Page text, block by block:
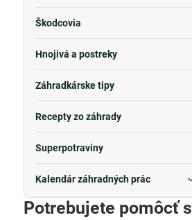
Škodcovia
Hnojivá a postreky
Záhradkárske tipy
Recepty zo záhrady
Superpotraviny
Kalendár záhradných prác
Potrebujete pomôcť s